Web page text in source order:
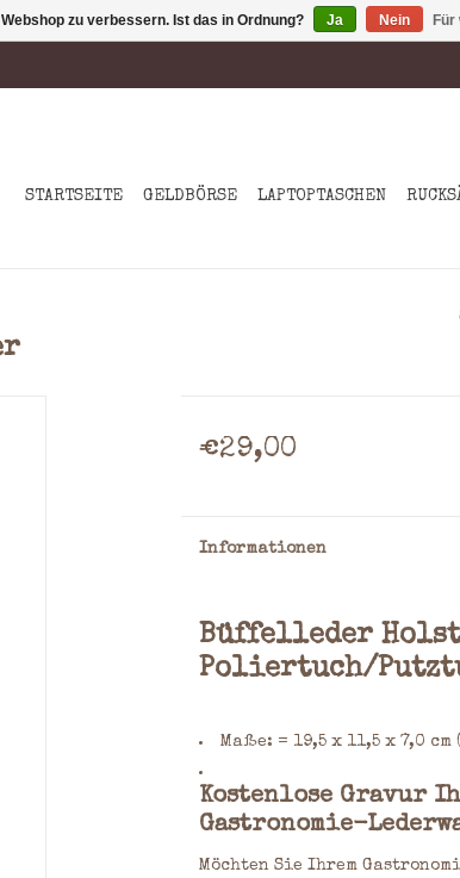
STARTSEITE GELDBÖRSE LAPTOPTASCHEN
€29,00
Informationen
Büffelleder
Poliertuch/
Maße: = 19,5 x 11,5 x 7,0 cm
Kostenlose Gravur
Gastronomie-
Möchten Sie Ihrem
zu verbessern. Ist das in Ordnung? Ja Nein